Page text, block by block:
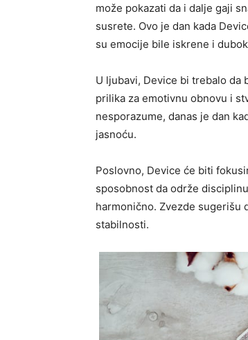
može pokazati da i dalje gaji
susrete. Ovo je dan kada
su emocije bile iskrene i
U ljubavi, Device bi trebalo da
prilika za emotivnu obnovu i
nesporazume, danas je dan
jasnoću.
Poslovno, Device će biti
sposobnost da održe
harmonično. Zvezde sugerišu
stabilnosti.